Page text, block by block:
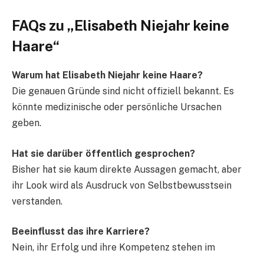
FAQs zu „Elisabeth Niejahr keine
Haare“
Warum hat Elisabeth Niejahr keine Haare?
Die genauen Gründe sind nicht offiziell bekannt. Es
könnte medizinische oder persönliche Ursachen
geben.
Hat sie darüber öffentlich gesprochen?
Bisher hat sie kaum direkte Aussagen gemacht, aber
ihr Look wird als Ausdruck von Selbstbewusstsein
verstanden.
Beeinflusst das ihre Karriere?
Nein, ihr Erfolg und ihre Kompetenz stehen im